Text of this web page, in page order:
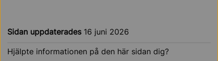
Sidan uppdaterades 16 juni 2026
Hjälpte informationen på den här sidan dig?